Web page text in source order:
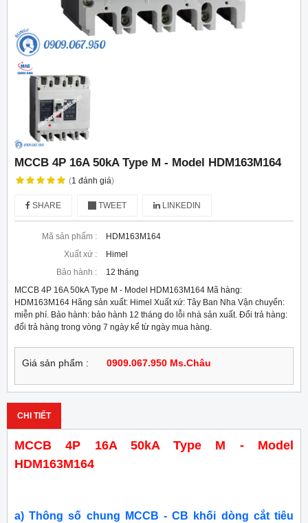
MCCB 4P 16A 50kA Type M - Model HDM163M164
(1 đánh giá)
SHARE TWEET LINKEDIN
Mã sản phẩm :
HDM163M164
Xuất xứ :
Himel
Bảo hành :
12 tháng
MCCB 4P 16A 50kA Type M - Model HDM163M164 Mã hàng:
HDM163M164 Hãng sản xuất: Himel Xuất xứ: Tây Ban Nha Vận chuyển:
miễn phí. Bảo hành: bảo hành 12 tháng do lỗi nhà sản xuất. Đổi trả hàng:
đổi trả hàng trong vòng 7 ngày kể từ ngày mua hàng.
Giá sản phẩm : 0909.067.950 Ms.Châu
CHI TIẾT
MCCB 4P 16A 50kA Type M - Model
HDM163M164
a) Thông số chung MCCB - CB khối dòng cắt tiêu